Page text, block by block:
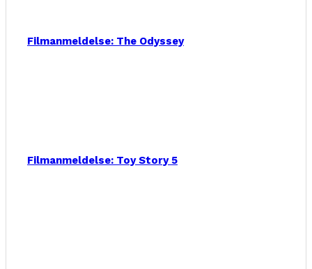
Filmanmeldelse: The Odyssey
Filmanmeldelse: Toy Story 5